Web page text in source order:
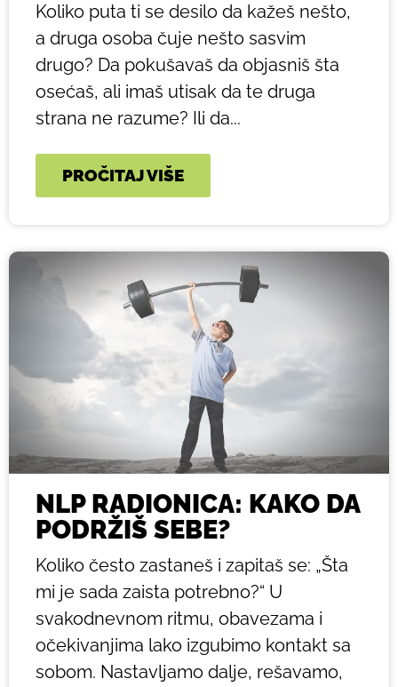
Koliko puta ti se desilo da kažeš nešto,
a druga osoba čuje nešto sasvim
drugo? Da pokušavaš da objasniš šta
osećaš, ali imaš utisak da te druga
strana ne razume? Ili da...
PROČITAJ VIŠE
NLP RADIONICA: KAKO DA
PODRŽIŠ SEBE?
Koliko često zastaneš i zapitaš se: „Šta
mi je sada zaista potrebno?“ U
svakodnevnom ritmu, obavezama i
očekivanjima lako izgubimo kontakt sa
sobom. Nastavljamo dalje, rešavamo,